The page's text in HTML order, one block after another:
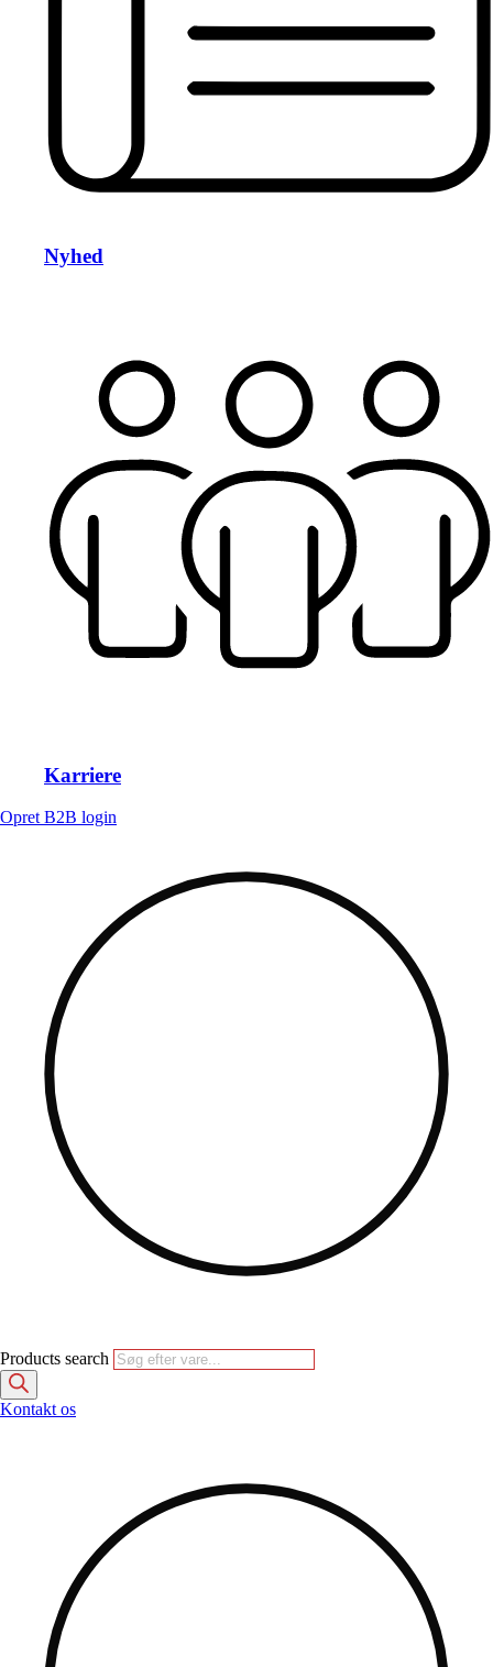
Nyhed
Karriere
Opret B2B login
Products search
Kontakt os